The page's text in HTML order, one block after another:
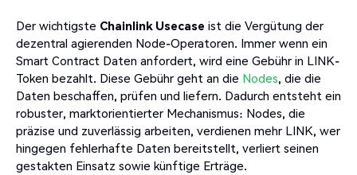
Der wichtigste Chainlink Usecase ist die Vergütung der
dezentral agierenden Node-Operatoren. Immer wenn ein
Smart Contract Daten anfordert, wird eine Gebühr in LINK-
Token bezahlt. Diese Gebühr geht an die Nodes, die die
Daten beschaffen, prüfen und liefern. Dadurch entsteht ein
robuster, marktorientierter Mechanismus: Nodes, die
präzise und zuverlässig arbeiten, verdienen mehr LINK, wer
hingegen fehlerhafte Daten bereitstellt, verliert seinen
gestakten Einsatz sowie künftige Erträge.